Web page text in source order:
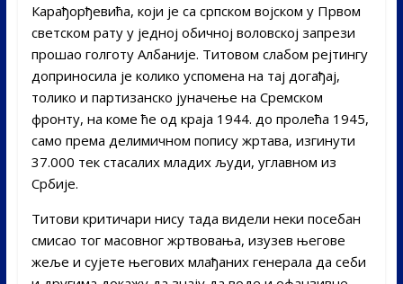
Карађорђевића, који је са српском војском у Првом
светском рату у једној обичној воловској запрези
прошао голготу Албаније. Титовом слабом рејтингу
доприносила је колико успомена на тај догађај,
толико и партизанско јуначење на Сремском
фронту, на коме ће од краја 1944. до пролећа 1945,
само према делимичном попису жртава, изгинути
37.000 тек стасалих младих људи, углавном из
Србије.
Титови критичари нису тада видели неки посебан
смисао тог масовног жртвовања, изузев његове
жеље и сујете његових млађаних генерала да себи